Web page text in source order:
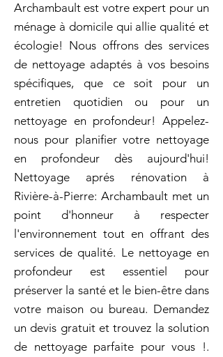
Archambault est votre expert pour un
ménage à domicile qui allie qualité et
écologie! Nous offrons des services
de nettoyage adaptés à vos besoins
spécifiques, que ce soit pour un
entretien quotidien ou pour un
nettoyage en profondeur! Appelez-
nous pour planifier votre nettoyage
en profondeur dès aujourd'hui!
Nettoyage aprés rénovation à
Rivière-à-Pierre: Archambault met un
point d'honneur à respecter
l'environnement tout en offrant des
services de qualité. Le nettoyage en
profondeur est essentiel pour
préserver la santé et le bien-être dans
votre maison ou bureau. Demandez
un devis gratuit et trouvez la solution
de nettoyage parfaite pour vous !.